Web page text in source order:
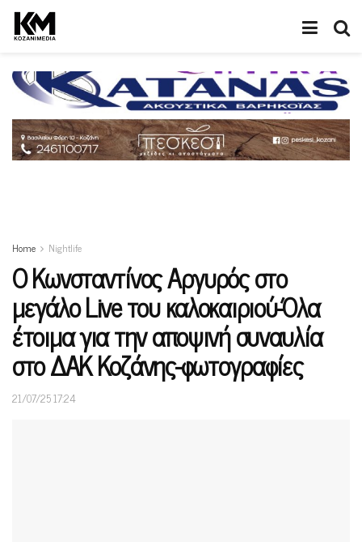
Home Nightlife
Ο Κωνσταντίνος Αργυρός στο
μεγάλο Live του καλοκαιριού-Όλα
έτοιμα για την αποψινή συναυλία
στο ΔΑΚ Κοζάνης-φωτογραφίες
21/07/25 17:24